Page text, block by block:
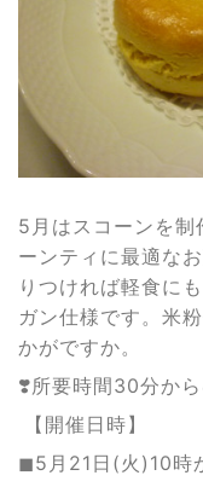
5月はスコーンを制
ーンティに最適な
りつければ軽食に
ガン仕様です。米
かがですか。
❣️所要時間30分か
【開催日時】
◼︎5月21日(火)10時